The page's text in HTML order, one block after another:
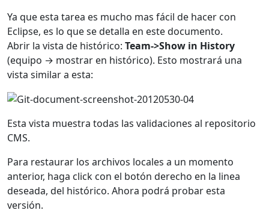
Ya que esta tarea es mucho mas fácil de hacer con
Eclipse, es lo que se detalla en este documento.
Abrir la vista de histórico: Team->Show in History
(equipo → mostrar en histórico). Esto mostrará una
vista similar a esta:
Esta vista muestra todas las validaciones al repositorio
CMS.
Para restaurar los archivos locales a un momento
anterior, haga click con el botón derecho en la linea
deseada, del histórico. Ahora podrá probar esta
versión.